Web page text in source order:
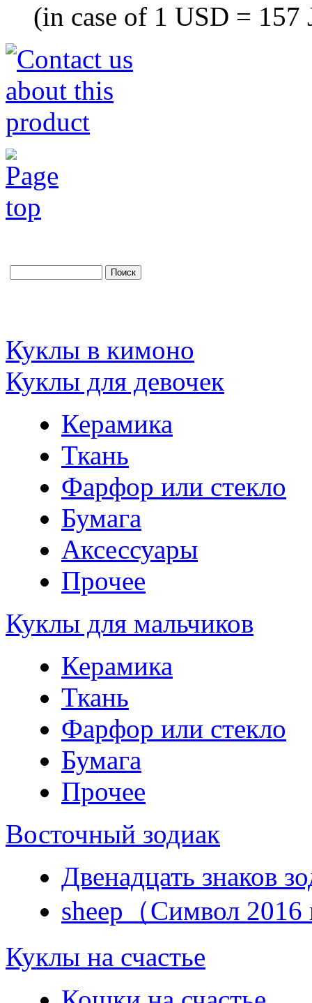
(in case of 1 USD = 157
Куклы в кимоно
Куклы для девочек
Керамика
Ткань
Фарфор или стекло
Бумага
Аксессуары
Прочее
Куклы для мальчиков
Керамика
Ткань
Фарфор или стекло
Бумага
Прочее
Восточный зодиак
Двенадцать знаков
sheep（Символ 2016
Куклы на счастье